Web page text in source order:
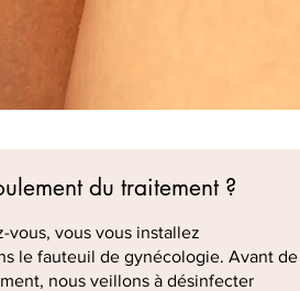
du traitement ?
vous, vous vous installez
le fauteuil de gynécologie. Avant de
nous veillons à désinfecter